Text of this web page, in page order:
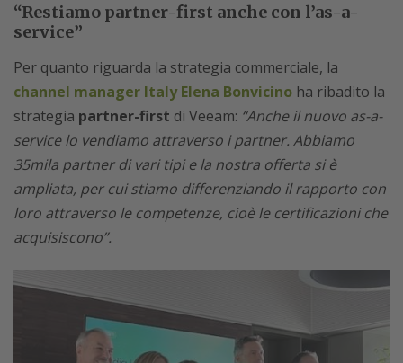
“Restiamo partner-first anche con l’as-a-
service”
Per quanto riguarda la strategia commerciale, la
channel manager Italy Elena Bonvicino ha ribadito la
strategia partner-first di Veeam: “Anche il nuovo as-a-
service lo vendiamo attraverso i partner. Abbiamo
35mila partner di vari tipi e la nostra offerta si è
ampliata, per cui stiamo differenziando il rapporto con
loro attraverso le competenze, cioè le certificazioni che
acquisiscono”.